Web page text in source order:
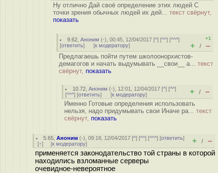
Ну отлично Дай своё определение этих людей С
точки зрения обычных людей их дей... текст свёрнут,
показать
9.62 ,Аноним (-), 00:45, 12/04/2017 [^] [^^] [^^^]
[ответить] [к модератору]
+1
+ / –
Предлагаешь пойти путем школоонорхистов-
демагогов и начать выдумывать __свои__ a... текст
свёрнут, показать
10.72 ,Аноним (-), 12:01, 12/04/2017 [^] [^^]
[^^^] [ответить] [к модератору] + / –
Именно Готовые определения использовать
нельзя, надо придумывать свои Иначе ра... текст
свёрнут, показать
5.65 ,Аноним (-), 09:18, 12/04/2017 [^] [^^] [^^^] [ответить]
[↑] [к модератору] + / –
применяется законодательство той страны в которой
находились взломанные серверы
очевидное-невероятное